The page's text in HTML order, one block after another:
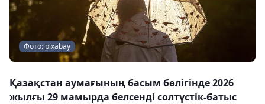
Фото: pixabay
Қазақстан аумағының басым бөлігінде 2026
жылғы 29 мамырда белсенді солтүстік-батыс